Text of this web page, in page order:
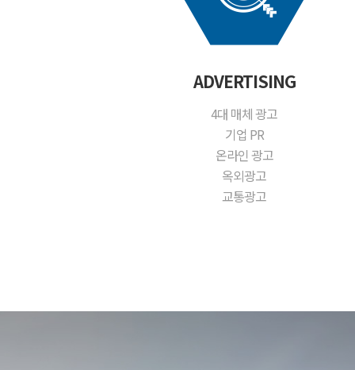
ADVERTISING
4대 매체 광고
기업 PR
온라인 광고
옥외광고
교통광고